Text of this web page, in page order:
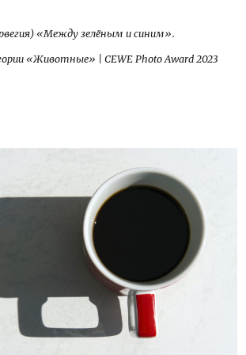
«Между зелёным и синим».
«Животные» | CEWE Photo Award 2023